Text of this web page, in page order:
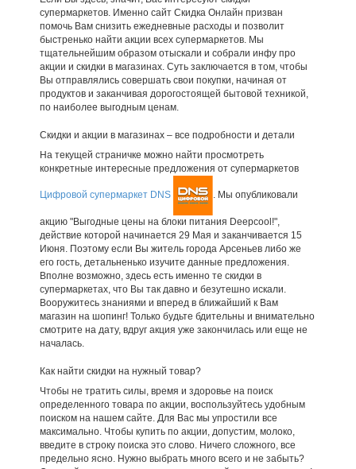
супермаркетов. Именно сайт Скидка Онлайн призван
помочь Вам снизить ежедневные расходы и позволит
быстренько найти акции всех супермаркетов. Мы
тщательнейшим образом отыскали и собрали инфу про
акции и скидки в магазинах. Суть заключается в том, чтобы
Вы отправлялись совершать свои покупки, начиная от
продуктов и заканчивая дорогостоящей бытовой техникой,
по наиболее выгодным ценам.
Скидки и акции в магазинах – все подробности и детали
На текущей страничке можно найти просмотреть
конкретные интересные предложения от супермаркетов
Цифровой супермаркет DNS . Мы опубликовали
акцию "Выгодные цены на блоки питания Deepcool!",
действие которой начинается 29 Мая и заканчивается 15
Июня. Поэтому если Вы житель города Арсеньев либо же
его гость, детальненько изучите данные предложения.
Вполне возможно, здесь есть именно те скидки в
супермаркетах, что Вы так давно и безутешно искали.
Вооружитесь знаниями и вперед в ближайший к Вам
магазин на шопинг! Только будьте бдительны и внимательно
смотрите на дату, вдруг акция уже закончилась или еще не
началась.
Как найти скидки на нужный товар?
Чтобы не тратить силы, время и здоровье на поиск
определенного товара по акции, воспользуйтесь удобным
поиском на нашем сайте. Для Вас мы упростили все
максимально. Чтобы купить по акции, допустим, молоко,
введите в строку поиска это слово. Ничего сложного, все
предельно ясно. Нужно выбрать много всего и не забыть?